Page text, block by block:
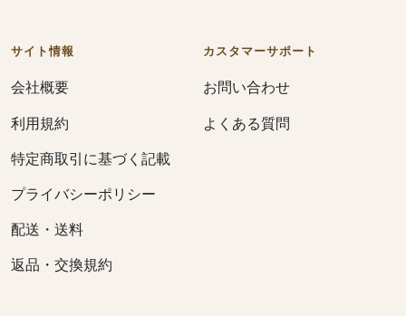
サイト情報
会社概要
利用規約
特定商取引に基づく記載
プライバシーポリシー
配送・送料
返品・交換規約
カスタマーサポート
お問い合わせ
よくある質問